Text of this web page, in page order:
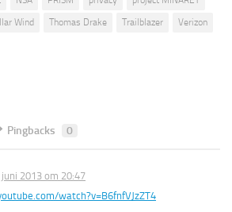
Wind Thomas Drake Trailblazer
Verizon
Pingbacks 0
juni 2013 om 20:47
watch?v=B6fnfVJzZT4